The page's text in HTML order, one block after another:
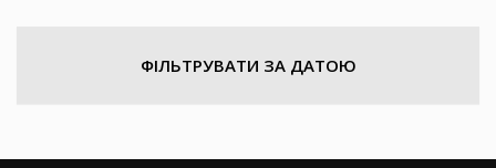
ФІЛЬТРУВАТИ ЗА ДАТОЮ